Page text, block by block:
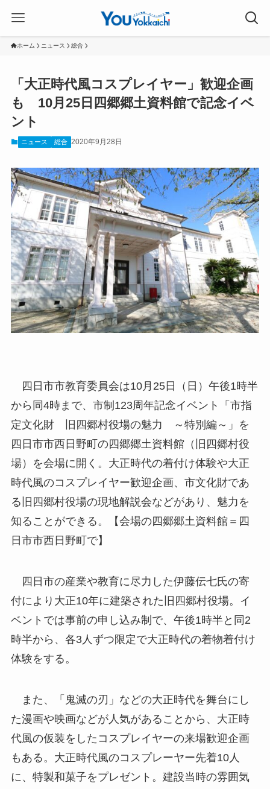
ホーム ニュース 総合
「大正時代風コスプレイヤー」歓迎企画
も 10月25日四郷郷土資料館で記念イベ
ント
ニュース 総合 2020年9月28日
四日市市教育委員会は10月25日（日）午後1時半
から同4時まで、市制123周年記念イベント「市指
定文化財 旧四郷村役場の魅力 ～特別編～」を
四日市市西日野町の四郷郷土資料館（旧四郷村役
場）を会場に開く。大正時代の着付け体験や大正
時代風のコスプレイヤー歓迎企画、市文化財であ
る旧四郷村役場の現地解説会などがあり、魅力を
知ることができる。【会場の四郷郷土資料館＝四
日市市西日野町で】
四日市の産業や教育に尽力した伊藤伝七氏の寄
付により大正10年に建築された旧四郷村役場。イ
ベントでは事前の申し込み制で、午後1時半と同2
時半から、各3人ずつ限定で大正時代の着物着付け
体験をする。
また、「鬼滅の刃」などの大正時代を舞台にし
た漫画や映画などが人気があることから、大正時
代風の仮装をしたコスプレイヤーの来場歓迎企画
もある。大正時代風のコスプレーヤー先着10人
に、特製和菓子をプレゼント。建設当時の雰囲気